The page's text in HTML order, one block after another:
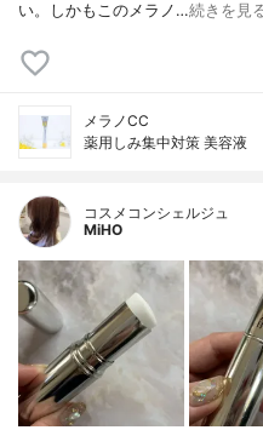
い。しかもこのメラノ…続きを見
メラノCC
薬用しみ集中対策 美容液
コスメコンシェルジュ
MiHO